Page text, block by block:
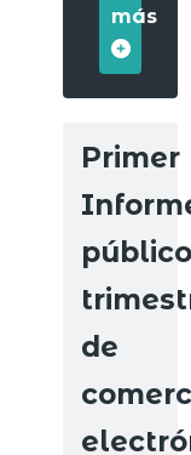
más
Primer
público
de